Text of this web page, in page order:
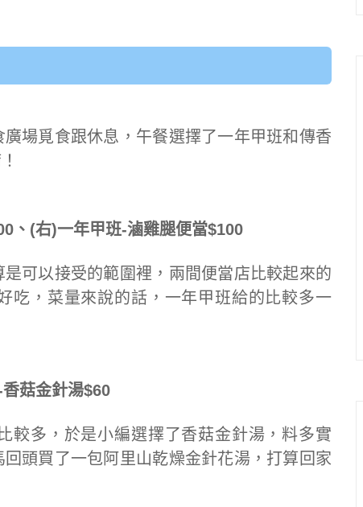
場覓食跟休息，午餐選擇了一年甲班和傳香
、(右)一年甲班-滷雞腿便當$100
可以接受的範圍裡，兩間便當店比較起來的
吃，菜量來說的話，一年甲班給的比較多一
菇金針湯$60
較多，於是小編選擇了香菇金針湯，料多實
頭買了一包阿里山乾燥金針花湯，打算回家